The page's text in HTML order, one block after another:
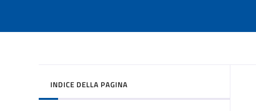
INDICE DELLA PAGINA